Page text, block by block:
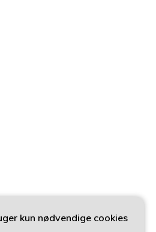
kun nødvendige cookies